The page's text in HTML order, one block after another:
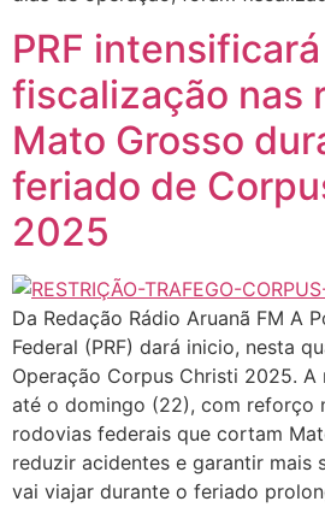
PRF intensificará
fiscalização nas
Mato Grosso
feriado de
2025
Da Redação Rádio Aruanã FM A
Federal (PRF) dará inicio, nesta
Operação Corpus Christi 2025.
até o domingo (22), com reforço
rodovias federais que cortam
reduzir acidentes e garantir mais
vai viajar durante o feriado